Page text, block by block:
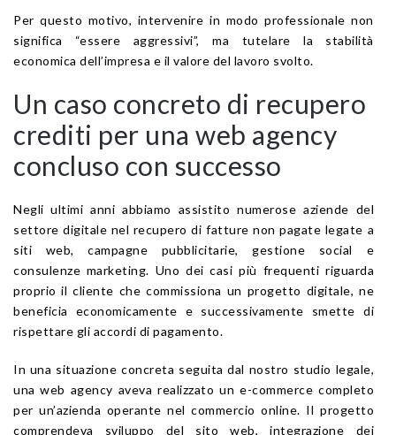
Per questo motivo, intervenire in modo professionale non
significa “essere aggressivi”, ma tutelare la stabilità
economica dell’impresa e il valore del lavoro svolto.
Un caso concreto di recupero
crediti per una web agency
concluso con successo
Negli ultimi anni abbiamo assistito numerose aziende del
settore digitale nel recupero di fatture non pagate legate a
siti web, campagne pubblicitarie, gestione social e
consulenze marketing. Uno dei casi più frequenti riguarda
proprio il cliente che commissiona un progetto digitale, ne
beneficia economicamente e successivamente smette di
rispettare gli accordi di pagamento.
In una situazione concreta seguita dal nostro studio legale,
una web agency aveva realizzato un e-commerce completo
per un’azienda operante nel commercio online. Il progetto
comprendeva sviluppo del sito web, integrazione dei